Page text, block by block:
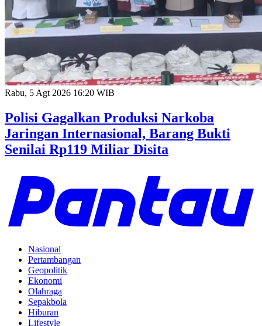
Rabu, 5 Agt 2026 16:20 WIB
Polisi Gagalkan Produksi Narkoba
Jaringan Internasional, Barang Bukti
Senilai Rp119 Miliar Disita
Nasional
Pertambangan
Geopolitik
Ekonomi
Olahraga
Sepakbola
Hiburan
Lifestyle